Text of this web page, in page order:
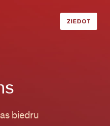
ZIEDOT
biedru